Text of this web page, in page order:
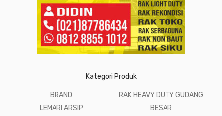
Kategori Produk
BRAND
LEMARI ARSIP
RAK HEAVY DUTY GUDANG
BESAR